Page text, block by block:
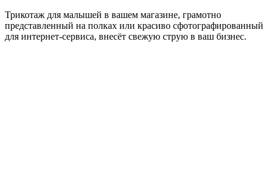
Трикотаж для малышей в вашем магазине, грамотно
представленный на полках или красиво сфотографированный
для интернет-сервиса, внесёт свежую струю в ваш бизнес.